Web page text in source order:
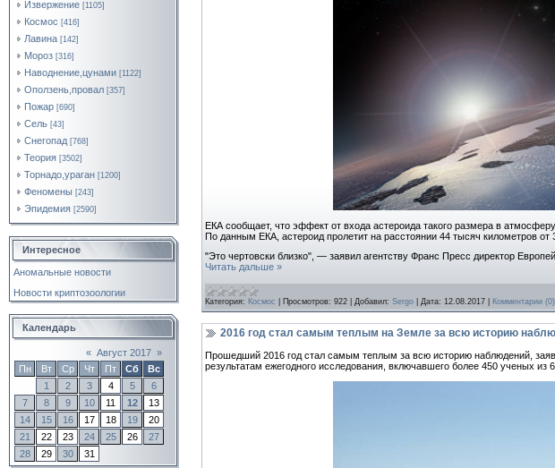
Извержение [1105]
Космос [416]
Лавина [142]
Мороз [316]
Наводнение,цунами [1122]
Оползень,провал [357]
Пожар [690]
Сель [43]
Снегопад [768]
Теория [3502]
Торнадо,ураган [1200]
Феномены [243]
Эпидемия [2590]
Интересное
Аномальные новости
Новости криптозоологии
Календарь
« Август 2017 »
Пн
Вт Ср Чт Пт Сб
Вс
1
2 3 4 5
6
7
8 9 10 11 12
13
14
15 16 17 18 19
20
21
22 23 24 25 26
27
28
29 30 31
ЕКА сообщает, что эффект от входа астероида такого размера в
По данным ЕКА, астероид пролетит на расстоянии 44 тысяч километров от
"Это чертовски близко", — заявил агентству Франс Пресс директор
Читать дальше »
Категория: Космос Просмотров: 922 Добавил: Sergo Дата: 12.08.2017 Комментарии (0)
2016 год стал самым теплым на Земле за всю историю
Прошедший 2016 год стал самым теплым за всю историю наблюдений,
результатам ежегодного исследования, включавшего более 450 ученых из